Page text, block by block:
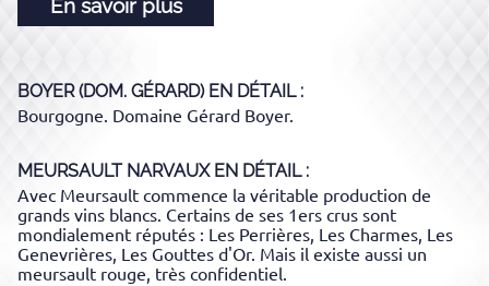
En savoir plus
BOYER (DOM. GÉRARD)EN DÉTAIL :
Bourgogne. Domaine Gérard Boyer.
MEURSAULT NARVAUXEN DÉTAIL :
Avec Meursault commence la véritable production de
grands vins blancs. Certains de ses 1ers crus sont
mondialement réputés : Les Perrières, Les Charmes, Les
Genevrières, Les Gouttes d'Or. Mais il existe aussi un
meursault rouge, très confidentiel.